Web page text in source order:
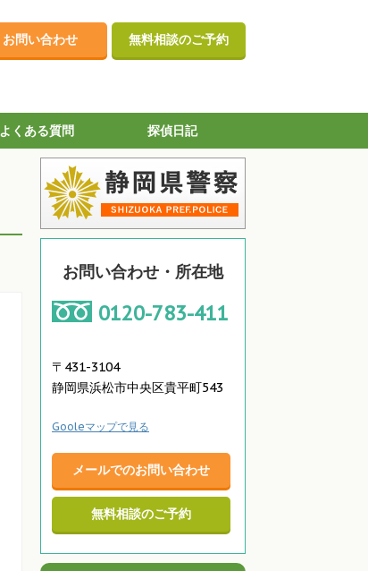
お問い合わせ 無料相談のご予約
よくある質問 探偵日記
お問い合わせ・所在地
0120-783-411
〒431-3104
静岡県浜松市中央区貴平町543
Gooleマップで見る
メールでのお問い合わせ
無料相談のご予約